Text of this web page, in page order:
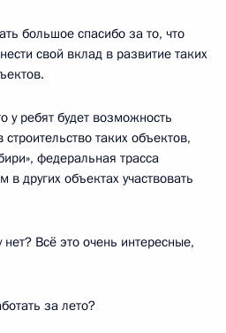
большое спасибо за то, что
свой вклад в развитие таких
у ребят будет возможность
таких объектов,
федеральная трасса
в других объектах участвовать
Всё это очень интересные,
за лето?